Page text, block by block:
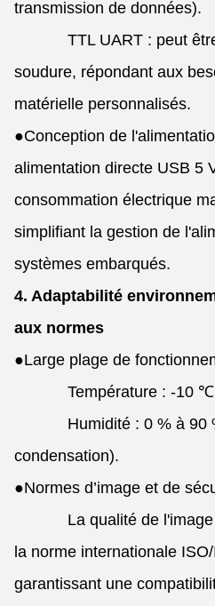
transmission de données).
TTL UART : peut
soudure, répondant aux
matérielle personnalisés.
●Conception de
alimentation directe USB 5
consommation électrique
simplifiant la gestion de
systèmes embarqués.
4. Adaptabilité
aux normes
●Large plage de
Température : -10
Humidité : 0 % à 90
condensation).
●Normes d’image et de
La qualité de
la norme internationale
garantissant une